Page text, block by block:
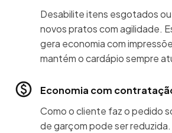
Desabilite itens esgotados
novos pratos com agilidade.
gera economia com
mantém o cardápio sempre
Economia com
Como o cliente faz o pedido
de garçom pode ser